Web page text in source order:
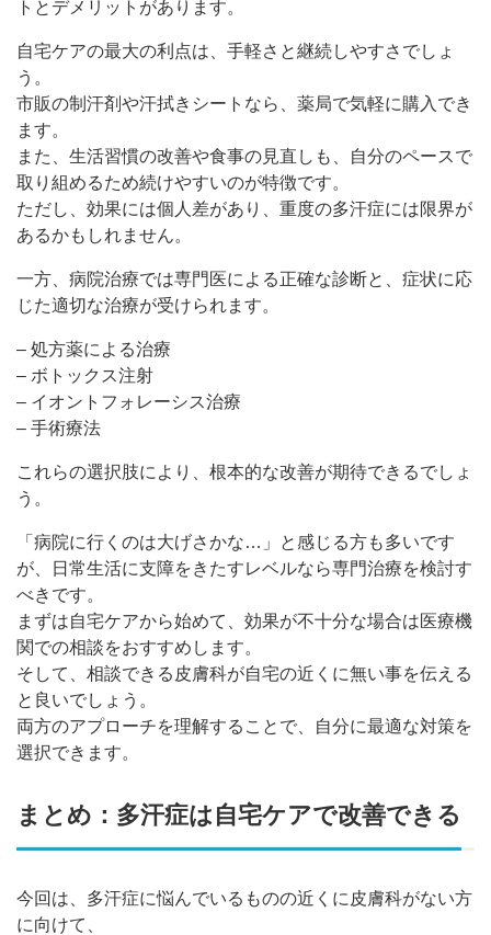
トとデメリットがあります。
自宅ケアの最大の利点は、手軽さと継続しやすさでしょ
う。
市販の制汗剤や汗拭きシートなら、薬局で気軽に購入でき
ます。
また、生活習慣の改善や食事の見直しも、自分のペースで
取り組めるため続けやすいのが特徴です。
ただし、効果には個人差があり、重度の多汗症には限界が
あるかもしれません。
一方、病院治療では専門医による正確な診断と、症状に応
じた適切な治療が受けられます。
– 処方薬による治療
– ボトックス注射
– イオントフォレーシス治療
– 手術療法
これらの選択肢により、根本的な改善が期待できるでしょ
う。
「病院に行くのは大げさかな…」と感じる方も多いです
が、日常生活に支障をきたすレベルなら専門治療を検討す
べきです。
まずは自宅ケアから始めて、効果が不十分な場合は医療機
関での相談をおすすめします。
そして、相談できる皮膚科が自宅の近くに無い事を伝える
と良いでしょう。
両方のアプローチを理解することで、自分に最適な対策を
選択できます。
まとめ：多汗症は自宅ケアで改善できる
今回は、多汗症に悩んでいるものの近くに皮膚科がない方
に向けて、